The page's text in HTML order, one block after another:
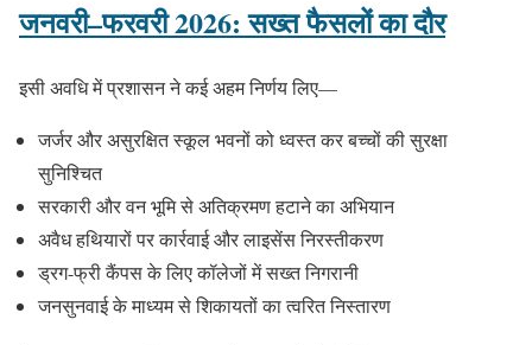
जनवरी–फरवरी 2026: सख्त फैसलों का दौर
इसी अवधि में प्रशासन ने कई अहम निर्णय लिए—
जर्जर और असुरक्षित स्कूल भवनों को ध्वस्त कर बच्चों की सुरक्षा
सुनिश्चित
सरकारी और वन भूमि से अतिक्रमण हटाने का अभियान
अवैध हथियारों पर कार्रवाई और लाइसेंस निरस्तीकरण
ड्रग-फ्री कैंपस के लिए कॉलेजों में सख्त निगरानी
जनसुनवाई के माध्यम से शिकायतों का त्वरित निस्तारण